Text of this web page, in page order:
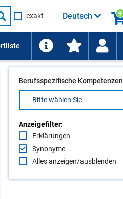
Suche
starten
exakt Deutsch
Berufsspezifische Kompetenzen
Anzeigefilter:
Erklärungen
Synonyme
Alles anzeigen/ausblenden